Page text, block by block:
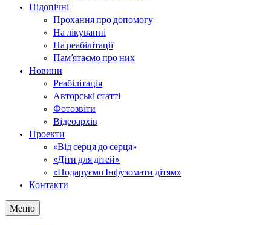
Підопічні
Прохання про допомогу
На лікуванні
На реабілітації
Пам’ятаємо про них
Новини
Реабілітація
Авторські статті
Фотозвіти
Відеоархів
Проекти
«Від серця до серця»
«Діти для дітей»
«Подаруємо Інфузомати дітям»
Контакти
Меню